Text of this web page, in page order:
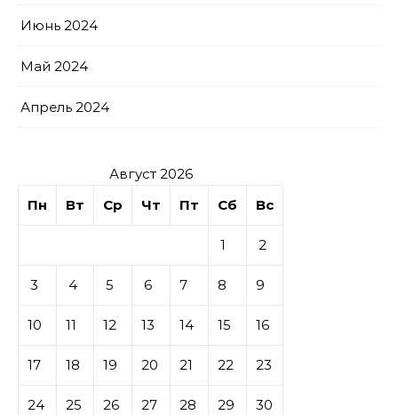
Июнь 2024
Май 2024
Апрель 2024
Август 2026
Пн
Вт Ср Чт Пт Сб Вс
1 2
3 4 5 6 7 8 9
10 11 12 13 14 15 16
17 18 19 20 21 22 23
24 25 26 27 28 29 30